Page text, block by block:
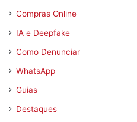
Compras Online
IA e Deepfake
Como Denunciar
WhatsApp
Guias
Destaques